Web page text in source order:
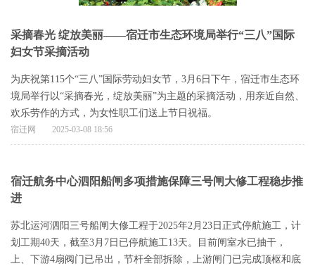
采摘春光 绽放美丽——宿迁市生态环境局举行“三八”国际
妇女节采摘活动
为庆祝第115个“三八”国际劳动妇女节，3月6日下午，宿迁市生态环
境局举行以“采摘春光，绽放美丽”为主题的采摘活动，用亲近自然、
欢乐劳作的方式，为女性职工们送上节日祝福。
宿迁网 2025-03-08 18:56
宿迁航务中心泗阳船闸多项措施保障三号闸大修工程稳步推
进
苏北运河泗阳三号船闸大修工程于2025年2月23日正式停航施工，计
划工期40天，截至3月7日已停航施工13天。目前闸室水已抽干，
上、下游4扇阀门已吊出，节杆全部拆除，上游闸门已完成顶枢和底